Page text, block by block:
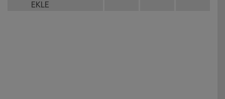
EKLE